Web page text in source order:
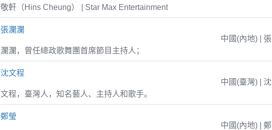
敬軒（Hins Cheung） | Star Max Entertainment
張瀾瀾
中國(內地) | 張
瀾瀾，曾任總政歌舞團首席節目主持人；
沈文程
中國(臺灣) | 沈
文程，臺灣人，知名藝人、主持人和歌手。
鄭瑩
中國(內地) | 鄭